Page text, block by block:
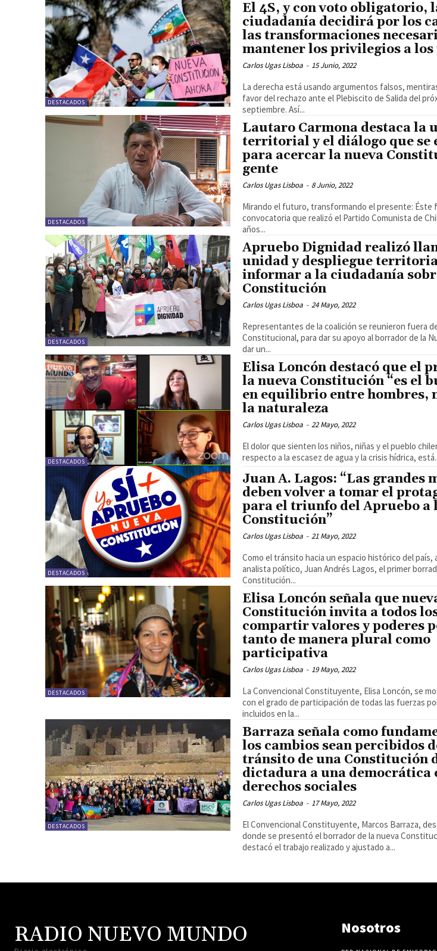
DESTACADOS
El 4S, y con voto obligatorio,
ciudadanía decidirá por los
las transformaciones
mantener los privilegios a los
Carlos Ugas Lisboa - 15 Junio, 2022
La derecha está usando argumentos falsos,
favor del rechazo ante el Plebiscito de Salida del
septiembre. Así...
DESTACADOS
Lautaro Carmona destaca la
territorial y el diálogo que se
para acercar la nueva
gente
Carlos Ugas Lisboa - 8 Junio, 2022
Mirando el futuro, transformando el presente: Éste
convocatoria que realizó el Partido Comunista de
años...
DESTACADOS
Apruebo Dignidad realizó
unidad y despliegue
informar a la ciudadanía
Constitución
Carlos Ugas Lisboa - 24 Mayo, 2022
Representantes de la coalición se reunieron fuera
Constitucional, para dar su apoyo al borrador de la
dar un...
DESTACADOS
Elisa Loncón destacó que el
la nueva Constitución “es el
en equilibrio entre hombres,
la naturaleza
Carlos Ugas Lisboa - 22 Mayo, 2022
El dolor que sienten los niños, niñas y el pueblo
respecto a la escasez de agua y la crisis hídrica,
DESTACADOS
Juan A. Lagos: “Las grandes
deben volver a tomar el
para el triunfo del Apruebo a
Constitución”
Carlos Ugas Lisboa - 21 Mayo, 2022
Como el tránsito hacia un espacio histórico del país,
analista político, Juan Andrés Lagos, el primer
Constitución...
DESTACADOS
Elisa Loncón señala que
Constitución invita a todos
compartir valores y poderes
tanto de manera plural como
participativa
Carlos Ugas Lisboa - 19 Mayo, 2022
La Convencional Constituyente, Elisa Loncón, se
con el grado de participación de todas las fuerzas
incluidos en la...
DESTACADOS
Barraza señala como
los cambios sean percibidos
tránsito de una Constitución
dictadura a una democrática
derechos sociales
Carlos Ugas Lisboa - 17 Mayo, 2022
El Convencional Constituyente, Marcos Barraza,
donde se presentó el borrador de la nueva
destacó el trabajo realizado y ajustado a...
RADIO NUEVO MUNDO Nosotros